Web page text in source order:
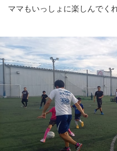
ママもいっしょに楽しんでく